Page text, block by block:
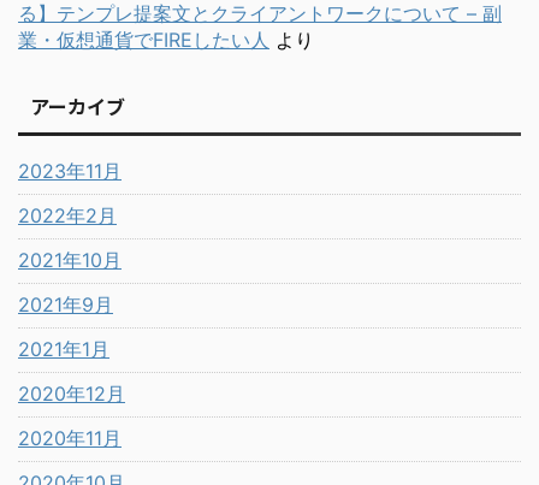
る】テンプレ提案文とクライアントワークについて – 副
業・仮想通貨でFIREしたい人 より
アーカイブ
2023年11月
2022年2月
2021年10月
2021年9月
2021年1月
2020年12月
2020年11月